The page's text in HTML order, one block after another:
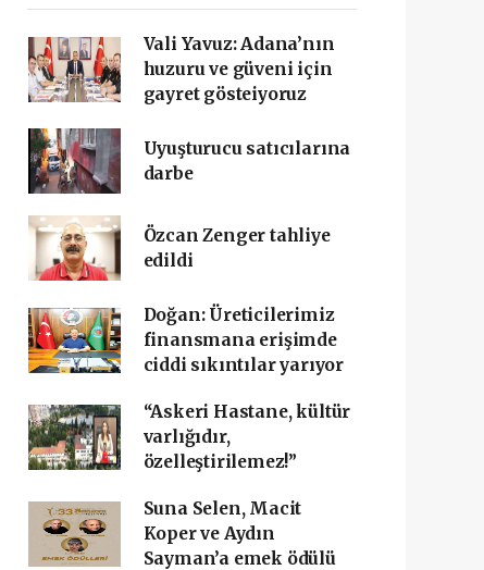
Vali Yavuz: Adana’nın
huzuru ve güveni için
gayret gösteiyoruz
Uyuşturucu satıcılarına
darbe
Özcan Zenger tahliye
edildi
Doğan: Üreticilerimiz
finansmana erişimde
ciddi sıkıntılar yarıyor
“Askeri Hastane, kültür
varlığıdır,
özelleştirilemez!”
Suna Selen, Macit
Koper ve Aydın
Sayman’a emek ödülü